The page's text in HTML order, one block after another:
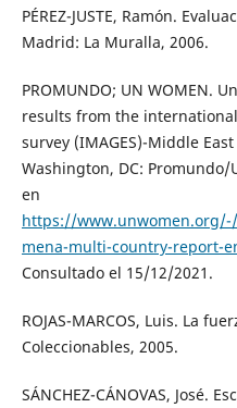
PÉREZ-JUSTE, Ramón.
Madrid: La Muralla, 2006.
PROMUNDO; UN WOMEN.
results from the
survey (IMAGES)-Middle
Washington, DC:
en
https://
mena-multi-country-report-
Consultado el 15/12/2021.
ROJAS-MARCOS, Luis. La
Coleccionables, 2005.
SÁNCHEZ-CÁNOVAS, José.